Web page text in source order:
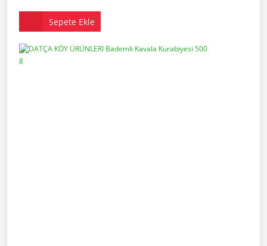
Sepete Ekle